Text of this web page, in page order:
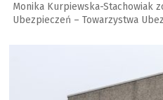
Monika Kurpiewska-Stachowiak
Ubezpieczeń – Towarzystwa